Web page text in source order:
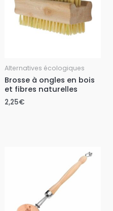
Alternatives écologiques
Brosse à ongles en bois
et fibres naturelles
2,25€